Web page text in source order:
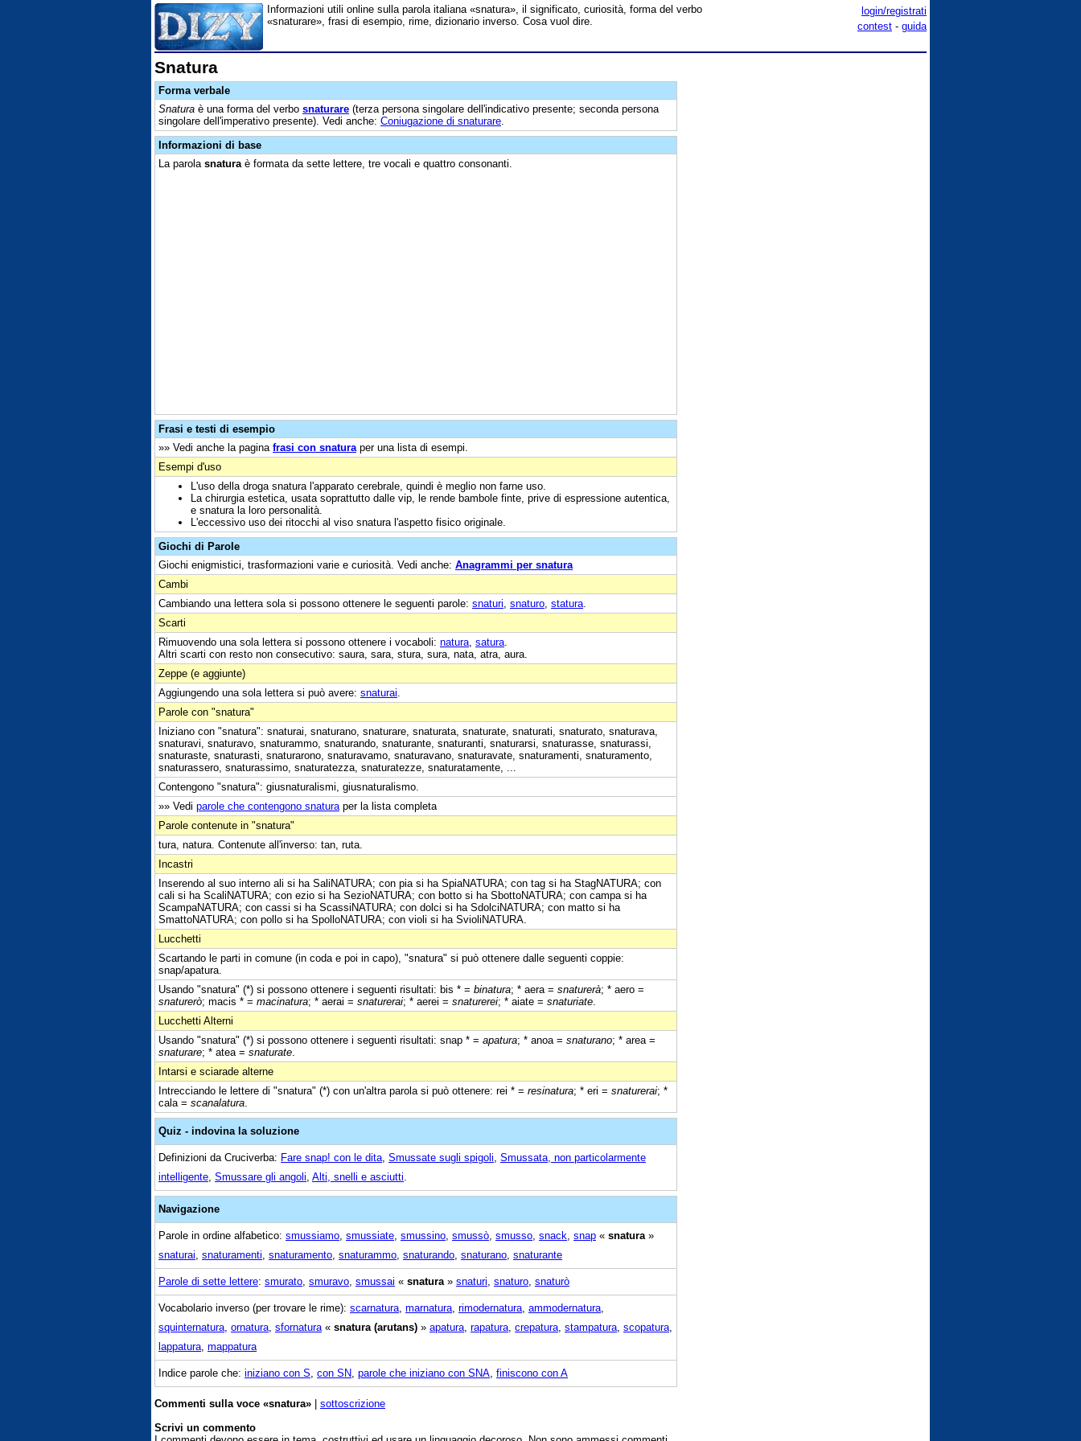
login/registrati
contest - guida
Informazioni utili online sulla parola italiana «snatura», il significato, curiosità, forma del verbo
«snaturare», frasi di esempio, rime, dizionario inverso. Cosa vuol dire.
Snatura
Forma verbale
Snatura è una forma del verbo snaturare (terza persona singolare dell'indicativo presente; seconda persona
singolare dell'imperativo presente). Vedi anche: Coniugazione di snaturare
Informazioni di base
La parola snatura è formata da sette lettere, tre vocali e quattro consonanti.
Frasi e testi di esempio
»» Vedi anche la pagina frasi con snatura per una lista di esempi.
Esempi d'uso
L'uso della droga snatura l'apparato cerebrale, quindi è meglio non farne uso.
La chirurgia estetica, usata soprattutto dalle vip, le rende bambole finte, prive di espressione autentica,
e snatura la loro personalità.
L'eccessivo uso dei ritocchi al viso snatura l'aspetto fisico originale.
Giochi di Parole
Giochi enigmistici, trasformazioni varie e curiosità. Vedi anche: Anagrammi per snatura
Cambi
Cambiando una lettera sola si possono ottenere le seguenti parole: snaturi snaturo statura
Scarti
Rimuovendo una sola lettera si possono ottenere i vocaboli: natura satura
Altri scarti con resto non consecutivo: saura, sara, stura, sura, nata, atra, aura.
Zeppe (e aggiunte)
Aggiungendo una sola lettera si può avere: snaturai
Parole con "snatura"
Iniziano con "snatura": snaturai, snaturano, snaturare, snaturata, snaturate, snaturati, snaturato, snaturava,
snaturavi, snaturavo, snaturammo, snaturando, snaturante, snaturanti, snaturarsi, snaturasse, snaturassi,
snaturaste, snaturasti, snaturarono, snaturavamo, snaturavano, snaturavate, snaturamenti, snaturamento,
snaturassero, snaturassimo, snaturatezza, snaturatezze, snaturatamente, ...
Contengono "snatura": giusnaturalismi, giusnaturalismo.
»» Vedi parole che contengono snatura per la lista completa
Parole contenute in "snatura"
tura, natura. Contenute all'inverso: tan, ruta.
Incastri
Inserendo al suo interno ali si ha SaliNATURA; con pia si ha SpiaNATURA; con tag si ha StagNATURA; con
cali si ha ScaliNATURA; con ezio si ha SezioNATURA; con botto si ha SbottoNATURA; con campa si ha
ScampaNATURA; con cassi si ha ScassiNATURA; con dolci si ha SdolciNATURA; con matto si ha
SmattoNATURA; con pollo si ha SpolloNATURA; con violi si ha SvioliNATURA.
Lucchetti
Scartando le parti in comune (in coda e poi in capo), "snatura" si può ottenere dalle seguenti coppie:
snap/apatura.
Usando "snatura" (*) si possono ottenere i seguenti risultati: bis * = binatura; * aera = snaturerà; * aero =
snaturerò; macis * = macinatura; * aerai = snaturerai; * aerei = snaturerei; * aiate = snaturiate
Lucchetti Alterni
Usando "snatura" (*) si possono ottenere i seguenti risultati: snap * = apatura; * anoa = snaturano; * area =
snaturare; * atea = snaturate
Intarsi e sciarade alterne
Intrecciando le lettere di "snatura" (*) con un'altra parola si può ottenere: rei * = resinatura; * eri = snaturerai; *
cala = scanalatura
Quiz - indovina la soluzione
Definizioni da Cruciverba: Fare snap! con le dita Smussate sugli spigoli Smussata, non particolarmente
intelligente Smussare gli angoli Alti, snelli e asciutti
Navigazione
Parole in ordine alfabetico: smussiamo smussiate smussino smussò smusso snack snap « snatura »
snaturai snaturamenti snaturamento snaturammo snaturando snaturano snaturante
Parole di sette lettere: smurato smuravo smussai « snatura » snaturi snaturo snaturò
Vocabolario inverso (per trovare le rime): scarnatura marnatura rimodernatura ammodernatura
squinternatura ornatura sfornatura « snatura (arutans) » apatura rapatura crepatura stampatura scopatura
lappatura mappatura
Indice parole che: iniziano con S con SN parole che iniziano con SNA finiscono con A
Commenti sulla voce «snatura» | sottoscrizione
Scrivi un commento